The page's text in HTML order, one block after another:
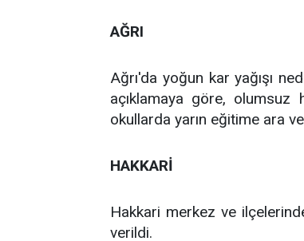
AĞRI
Ağrı'da yoğun kar yağışı
açıklamaya göre,
okullarda yarın eğitime ara
HAKKARİ
Hakkari merkez ve
verildi.